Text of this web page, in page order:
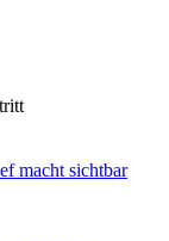
macht sichtbar